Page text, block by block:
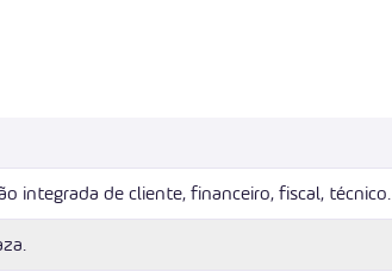
integrada de cliente, financeiro, fiscal, técnico.